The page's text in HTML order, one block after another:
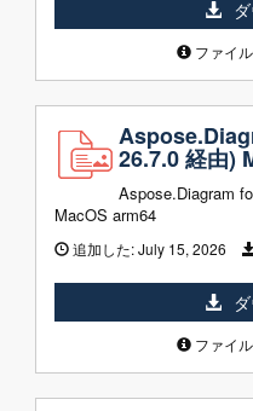
ファイ
26.7.0 経由)
Aspose.Diagram
MacOS arm64
追加した:July 15, 2026
ファイ